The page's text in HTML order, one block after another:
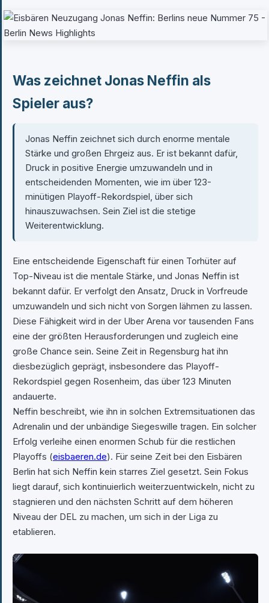
Was zeichnet Jonas Neffin als
Spieler aus?
Jonas Neffin zeichnet sich durch enorme mentale
Stärke und großen Ehrgeiz aus. Er ist bekannt dafür,
Druck in positive Energie umzuwandeln und in
entscheidenden Momenten, wie im über 123-
minütigen Playoff-Rekordspiel, über sich
hinauszuwachsen. Sein Ziel ist die stetige
Weiterentwicklung.
Eine entscheidende Eigenschaft für einen Torhüter auf
Top-Niveau ist die mentale Stärke, und Jonas Neffin ist
bekannt dafür. Er verfolgt den Ansatz, Druck in Vorfreude
umzuwandeln und sich nicht von Sorgen lähmen zu lassen.
Diese Fähigkeit wird in der Uber Arena vor tausenden Fans
eine der größten Herausforderungen und zugleich eine
große Chance sein. Seine Zeit in Regensburg hat ihn
diesbezüglich geprägt, insbesondere das Playoff-
Rekordspiel gegen Rosenheim, das über 123 Minuten
andauerte.
Neffin beschreibt, wie ihn in solchen Extremsituationen das
Adrenalin und der unbändige Siegeswille tragen. Ein solcher
Erfolg verleihe einen enormen Schub für die restlichen
Playoffs (eisbaeren.de). Für seine Zeit bei den Eisbären
Berlin hat sich Neffin kein starres Ziel gesetzt. Sein Fokus
liegt darauf, sich kontinuierlich weiterzuentwickeln, nicht zu
stagnieren und den nächsten Schritt auf dem höheren
Niveau der DEL zu machen, um sich in der Liga zu
etablieren.